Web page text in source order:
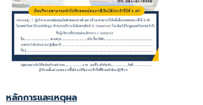
หลักการและเหตุผล